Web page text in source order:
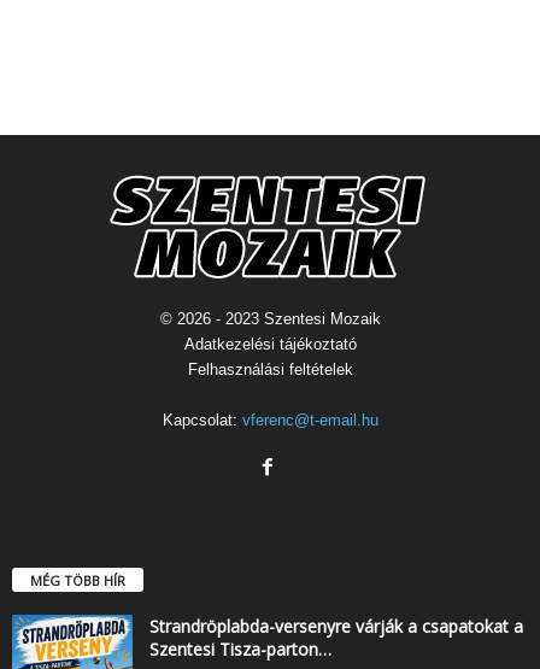
© 2026 - 2023 Szentesi Mozaik
Adatkezelési tájékoztató
Felhasználási feltételek
Kapcsolat: vferenc@t-email.hu
MÉG TÖBB HÍR
Strandröplabda-versenyre várják a csapatokat a
Szentesi Tisza-parton…